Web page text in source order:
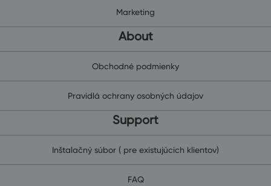
Marketing
About
Obchodné podmienky
Pravidlá ochrany osobných údajov
Support
Inštalačný súbor ( pre existujúcich klientov)
FAQ